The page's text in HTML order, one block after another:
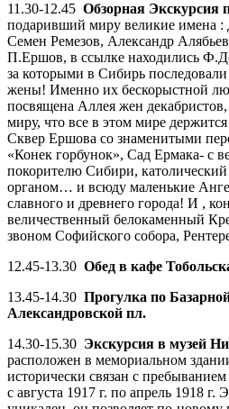
11.30-12.45 Обзорная Экскурсия
подаривший миру великие имена
Семен Ремезов, Александр
П.Ершов, в ссылке находились
за которыми в Сибирь
жены! Именно их бескорыстной
посвящена Аллея жен
миру, что все в этом мире
Сквер Ершова со знаменитыми
«Конек горбунок», Сад Ермака- с
покорителю Сибири,
органом… и всюду маленькие
славного и древнего города! И ,
величественный белокаменный
звоном Софийского собора,
12.45-13.30 Обед в кафе
13.45-14.30 Прогулка по
Александровской пл.
14.30-15.30 Экскурсия в музей
расположен в мемориальном
исторически связан с
с августа 1917 г. по апрель 1918 г.